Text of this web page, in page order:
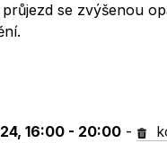
se zvýšenou
16:00 - 20:00 -